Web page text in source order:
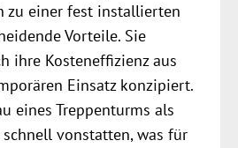
zu einer fest installierten
Vorteile. Sie
ihre Kosteneffizienz aus
Einsatz konzipiert.
eines Treppenturms als
vonstatten, was für